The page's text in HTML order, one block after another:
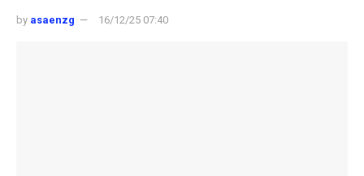
by asaenzg 16/12/25 07:40